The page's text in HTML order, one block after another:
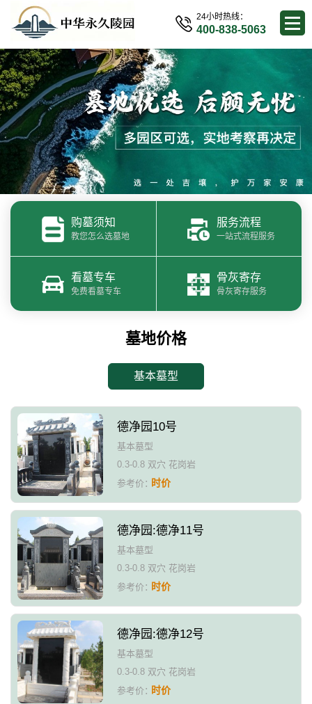
24小时热线：
400-838-5063
购墓须知
教您怎么选墓地
服务流程
一站式流程服务
看墓专车
免费看墓专车
骨灰寄存
骨灰寄存服务
墓地价格
基本墓型
德净园10号
基本墓型
0.3-0.8 双穴 花岗岩
参考价：时价
德净园:德净11号
基本墓型
0.3-0.8 双穴 花岗岩
参考价：时价
德净园:德净12号
基本墓型
0.3-0.8 双穴 花岗岩
参考价：时价